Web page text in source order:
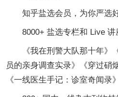
知乎盐选会员，为你严选好
8000+ 盐选专栏和 Live 讲
《我在刑警大队那十年》《
员的亲身调查实录》《穿过硝
《一线医生手记：诊室奇闻录》